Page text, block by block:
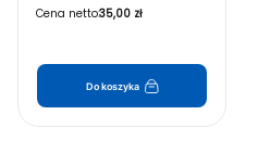
Cena netto:35,00 zł
Do koszyka